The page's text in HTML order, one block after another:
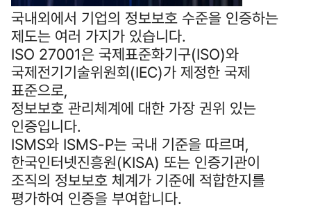
국내외에서 기업의 정보보호 수준을 인증하는
제도는 여러 가지가 있습니다.
ISO 27001은 국제표준화기구(ISO)와
국제전기기술위원회(IEC)가 제정한 국제
표준으로,
정보보호 관리체계에 대한 가장 권위 있는
인증입니다.
ISMS와 ISMS‑P는 국내 기준을 따르며,
한국인터넷진흥원(KISA) 또는 인증기관이
조직의 정보보호 체계가 기준에 적합한지를
평가하여 인증을 부여합니다.